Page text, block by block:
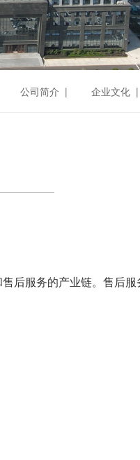
公司简介 | 企业文化 |
后服务的产业链。售后